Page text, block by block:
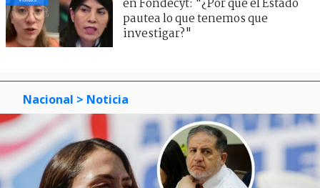
en Fondecyt: "¿Por qué el Estado
pautea lo que tenemos que
investigar?"
Nacional > Noticia